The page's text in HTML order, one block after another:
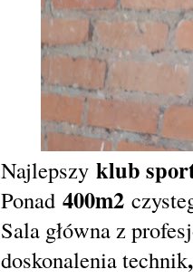
Najlepszy klub
Ponad 400m2
Sala główna z
doskonalenia technik